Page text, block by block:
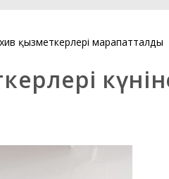
қызметкерлері марапатталды